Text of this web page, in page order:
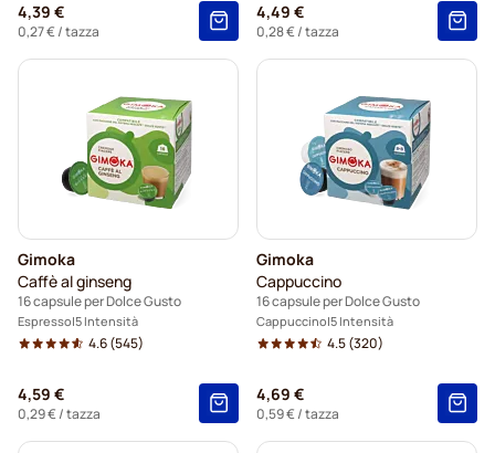
4,39 €
0,27 €/ tazza
4,49 €
0,28 €/ tazza
Gimoka
Caffè al ginseng
16 capsule per Dolce Gusto
Espresso 5 Intensità
4.6(545)
4,59 €
0,29 €/ tazza
Gimoka
Cappuccino
16 capsule per Dolce Gusto
Cappuccino 5 Intensità
4.5(320)
4,69 €
0,59 €/ tazza